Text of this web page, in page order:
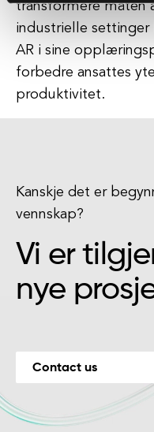
transformere
industrielle settinger
AR i sine
forbedre ansattes
produktivitet.
Kanskje det er
vennskap?
Vi er
nye
Contact us